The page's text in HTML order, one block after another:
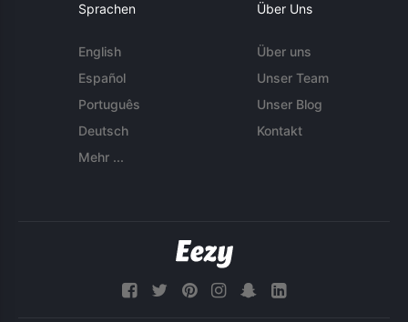
Sprachen
English
Español
Português
Deutsch
Mehr ...
Über Uns
Über uns
Unser Team
Unser Blog
Kontakt